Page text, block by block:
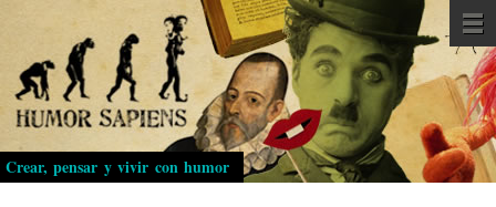
Pasar
al
contenido
principal
Crear, pensar y vivir con humor